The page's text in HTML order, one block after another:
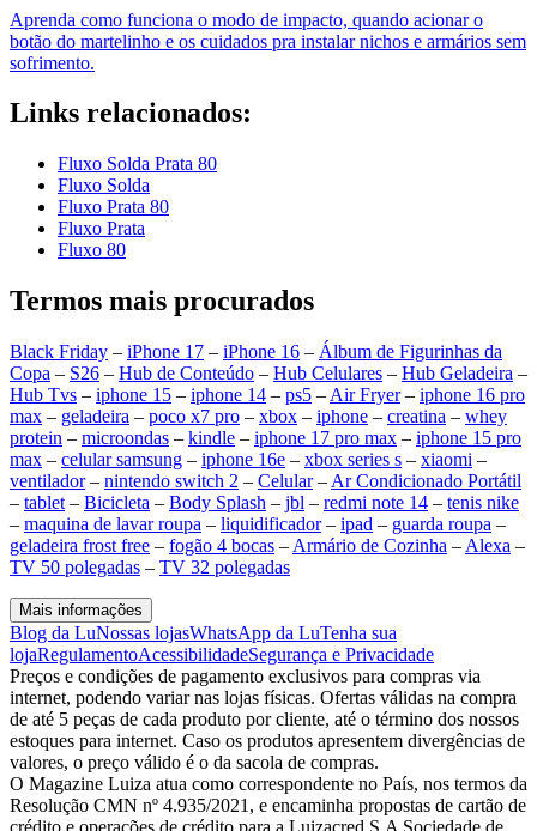
Aprenda como funciona o modo de impacto, quando acionar o
botão do martelinho e os cuidados pra instalar nichos e armários sem
sofrimento.
Links relacionados:
Fluxo Solda Prata 80
Fluxo Solda
Fluxo Prata 80
Fluxo Prata
Fluxo 80
Termos mais procurados
Black Friday – iPhone 17 – iPhone 16 – Álbum de Figurinhas da
Copa – S26 – Hub de Conteúdo – Hub Celulares – Hub Geladeira –
Hub Tvs – iphone 15 – iphone 14 – ps5 – Air Fryer– iphone 16 pro
max – geladeira – poco x7 pro – xbox – iphone – creatina – whey
protein – microondas – kindle – iphone 17 pro max – iphone 15 pro
max – celular samsung – iphone 16e – xbox series s – xiaomi –
ventilador– nintendo switch 2 – Celular– Ar Condicionado Portátil
– tablet – Bicicleta – Body Splash – jbl – redmi note 14 – tenis nike
– maquina de lavar roupa – liquidificador– ipad – guarda roupa –
geladeira frost free – fogão 4 bocas – Armário de Cozinha – Alexa –
TV 50 polegadas – TV 32 polegadas
Mais informações
Blog da LuNossas lojasWhatsApp da LuTenha sua
lojaRegulamentoAcessibilidadeSegurança e Privacidade
Preços e condições de pagamento exclusivos para compras via
internet, podendo variar nas lojas físicas. Ofertas válidas na compra
de até 5 peças de cada produto por cliente, até o término dos nossos
estoques para internet. Caso os produtos apresentem divergências de
valores, o preço válido é o da sacola de compras.
O Magazine Luiza atua como correspondente no País, nos termos da
Resolução CMN nº 4.935/2021, e encaminha propostas de cartão de